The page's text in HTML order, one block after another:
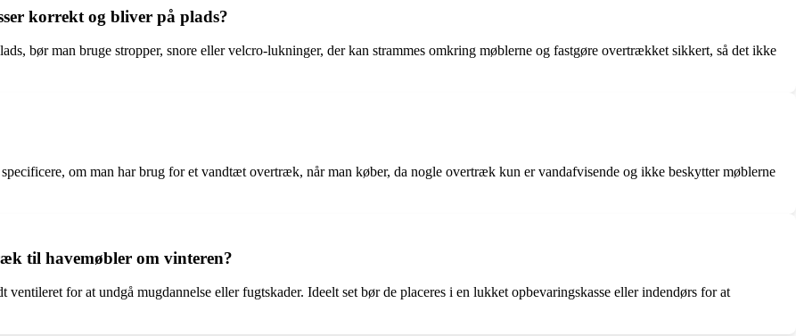
korrekt og bliver på plads?
bør man bruge stropper, snore eller velcro-lukninger, der kan strammes omkring møblerne og fastgøre overtrækket sikkert, så det ikke
om man har brug for et vandtæt overtræk, når man køber, da nogle overtræk kun er vandafvisende og ikke beskytter møblerne
til havemøbler om vinteren?
for at undgå mugdannelse eller fugtskader. Ideelt set bør de placeres i en lukket opbevaringskasse eller indendørs for at